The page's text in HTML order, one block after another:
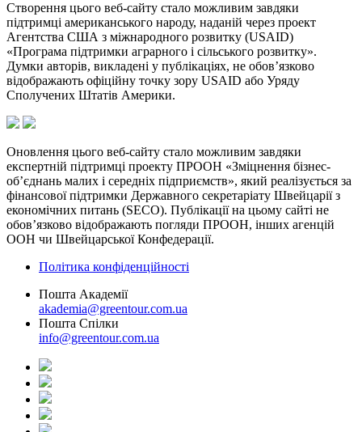
Створення цього веб-сайту стало можливим завдяки
підтримці американського народу, наданій через проект
Агентства США з міжнародного розвитку (USAID)
«Програма підтримки аграрного і сільського розвитку».
Думки авторів, викладені у публікаціях, не обов’язково
відображають офіційну точку зору USAID або Уряду
Сполучених Штатів Америки.
Оновлення цього веб-сайту стало можливим завдяки
експертній підтримці проекту ПРООН «Зміцнення бізнес-
об’єднань малих і середніх підприємств», який реалізується за
фінансової підтримки Державного секретаріату Швейцарії з
економічних питань (SECO). Публікації на цьому сайті не
обов’язково відображають погляди ПРООН, інших агенцій
ООН чи Швейцарської Конфедерації.
Політика конфіденційності
Пошта Академії
akademia@greentour.com.ua
Пошта Спілки
info@greentour.com.ua